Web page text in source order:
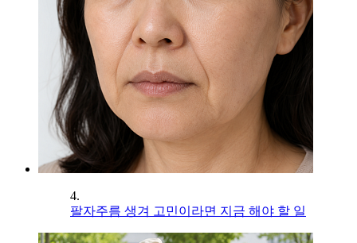
4.
팔자주름 생겨 고민이라면 지금 해야 할 일